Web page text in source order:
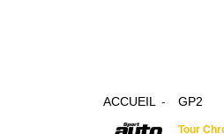
ACCUEIL GP2